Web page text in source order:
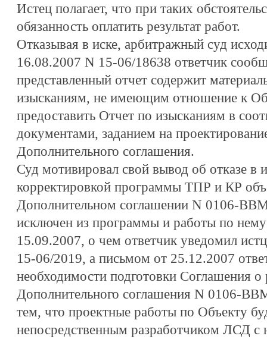
Истец полагает, что при таких
обязанность оплатить результат работ.
Отказывая в иске, арбитражный суд
16.08.2007 N 15-06/18638 ответчик
представленный отчет содержит
изысканиям, не имеющим отношение к
предоставить Отчет по изысканиям в
документами, заданием на
Дополнительного соглашения.
Суд мотивировал свой вывод об отказе в
корректировкой программы ТПР и КР
Дополнительном соглашении N 0106-
исключен из программы и работы по
15.09.2007, о чем ответчик уведомил
15-06/2019, а письмом от 25.12.2007
необходимости подготовки Соглашения о
Дополнительного соглашения N 0106-
тем, что проектные работы по Объекту
непосредственным разработчиком ЛСД с